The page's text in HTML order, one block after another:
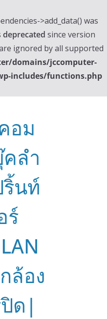
>add_data() was
deprecated since version
ignored by all supported
domains/jccomputer-
includes/functions.php
อม
ลำ
นท์
ร์
ล้อง
ด|